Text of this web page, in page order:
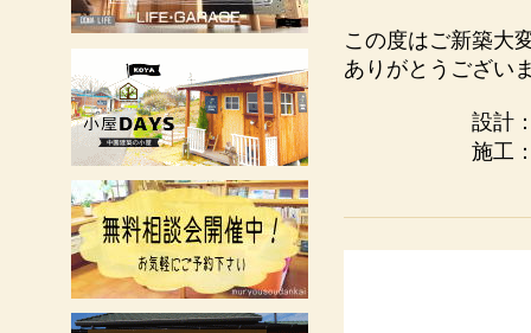
この度はご新築大
ありがとうござい
設計
施工